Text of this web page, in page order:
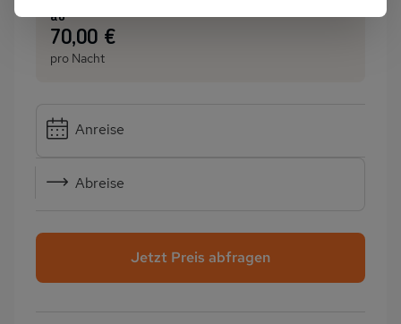
ab
:70,00 €
pro Nacht
Anreise
Abreise
Jetzt Preis abfragen